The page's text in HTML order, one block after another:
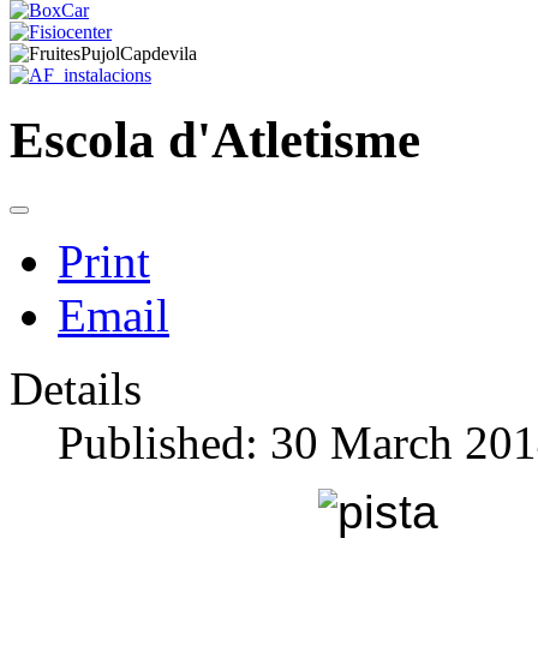
Escola d'Atletisme
Print
Email
Details
Published: 30 March